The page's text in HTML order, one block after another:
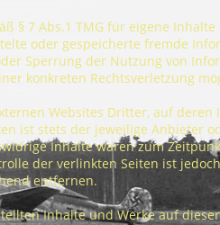
§ 7 Abs.1 TMG für eigene
oder gespeicherte fremde
Sperrung der Nutzung von
konkreten Rechtsverletzung
Websites Dritter, auf
ist stets der jeweilige Anbieter
Inhalte waren zum
der verlinkten Seiten ist
entfernen.
Inhalte und Werke auf